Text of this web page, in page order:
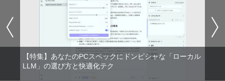
【特集】あなたのPCスペックにドンピシャな「ローカル
LLM」の選び方と快適化テク